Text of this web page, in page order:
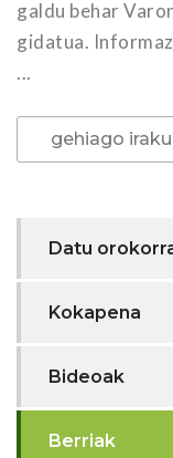
galdu behar
gidatua.
...
gehiago
Datu
Kokapena
Bideoak
Berriak